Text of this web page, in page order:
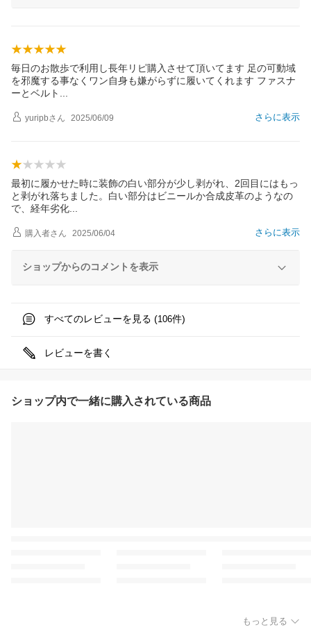
毎日のお散歩で利用し長年リピ購入させて頂いてます 足の可動域
を邪魔する事なくワン自身も嫌がらずに履いてくれます ファスナ
ーとベル ト
さらに表示
yuripbさん 2025/06/09
最初に履かせた時に装飾の白い部分が少し剥がれ、2回目にはもっ
と剥がれ落ちました。白い部分はビニールか合成皮革のようなの
で、経年劣化
さらに表示
購入者さん 2025/06/04
ショップからのコメントを表示
すべてのレビューを見る (106件)
レビューを書く
ショップ内で一緒に購入されている商品
もっと見る